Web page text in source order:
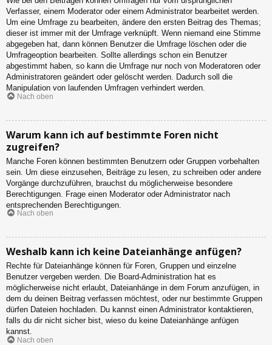
Verfasser, einem Moderator oder einem Administrator bearbeitet werden.
Um eine Umfrage zu bearbeiten, ändere den ersten Beitrag des Themas;
dieser ist immer mit der Umfrage verknüpft. Wenn niemand eine Stimme
abgegeben hat, dann können Benutzer die Umfrage löschen oder die
Umfrageoption bearbeiten. Sollte allerdings schon ein Benutzer
abgestimmt haben, so kann die Umfrage nur noch von Moderatoren oder
Administratoren geändert oder gelöscht werden. Dadurch soll die
Manipulation von laufenden Umfragen verhindert werden.
Nach oben
Warum kann ich auf bestimmte Foren nicht
zugreifen?
Manche Foren können bestimmten Benutzern oder Gruppen vorbehalten
sein. Um diese einzusehen, Beiträge zu lesen, zu schreiben oder andere
Vorgänge durchzuführen, brauchst du möglicherweise besondere
Berechtigungen. Frage einen Moderator oder Administrator nach
entsprechenden Berechtigungen.
Nach oben
Weshalb kann ich keine Dateianhänge anfügen?
Rechte für Dateianhänge können für Foren, Gruppen und einzelne
Benutzer vergeben werden. Die Board-Administration hat es
möglicherweise nicht erlaubt, Dateianhänge in dem Forum anzufügen, in
dem du deinen Beitrag verfassen möchtest, oder nur bestimmte Gruppen
dürfen Dateien hochladen. Du kannst einen Administrator kontaktieren,
falls du dir nicht sicher bist, wieso du keine Dateianhänge anfügen
kannst.
Nach oben